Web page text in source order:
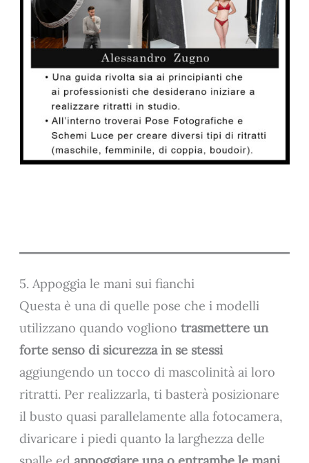
5. Appoggia le mani sui fianchi
Questa è una di quelle pose che i modelli
utilizzano quando voglionotrasmettere un
forte senso di sicurezza in se stessi
aggiungendo un tocco di mascolinità ai loro
ritratti. Per realizzarla, ti basterà posizionare
il busto quasi parallelamente alla fotocamera,
divaricare i piedi quanto la larghezza delle